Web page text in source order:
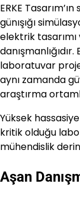
ERKE
günışığı
elektrik
laboratuvar
aynı zamanda
araştırma
Yüksek
kritik olduğu
mühendislik
Aşan